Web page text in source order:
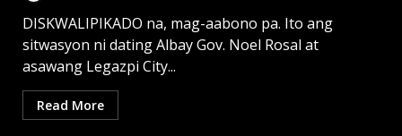
DISKWALIPIKADO na, mag-aabono pa. Ito ang
sitwasyon ni dating Albay Gov. Noel Rosal at
asawang Legazpi City...
Read More